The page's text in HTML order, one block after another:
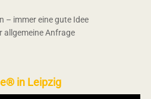
– immer eine gute Idee
allgemeine Anfrage
in Leipzig